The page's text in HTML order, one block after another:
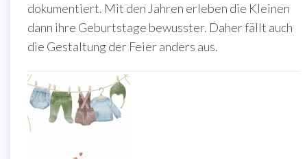
dokumentiert. Mit den Jahren erleben die Kleinen
dann ihre Geburtstage bewusster. Daher fällt auch
die Gestaltung der Feier anders aus.